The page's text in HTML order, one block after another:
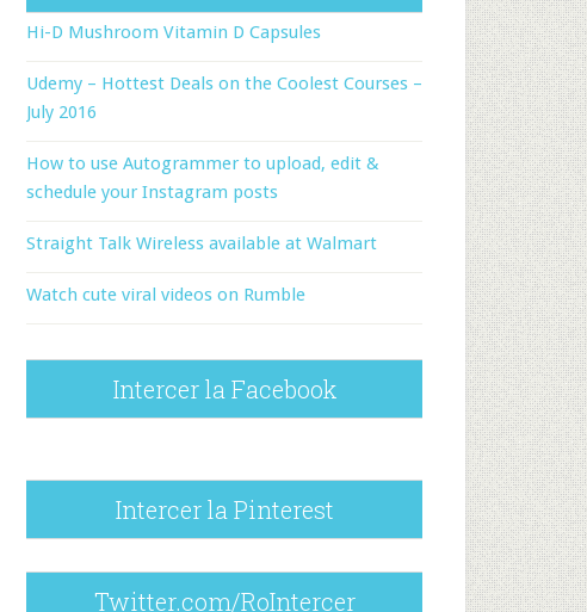
Hi-D Mushroom Vitamin D Capsules
Udemy – Hottest Deals on the Coolest Courses –
July 2016
How to use Autogrammer to upload, edit &
schedule your Instagram posts
Straight Talk Wireless available at Walmart
Watch cute viral videos on Rumble
Intercer la Facebook
Intercer la Pinterest
Twitter.com/RoIntercer